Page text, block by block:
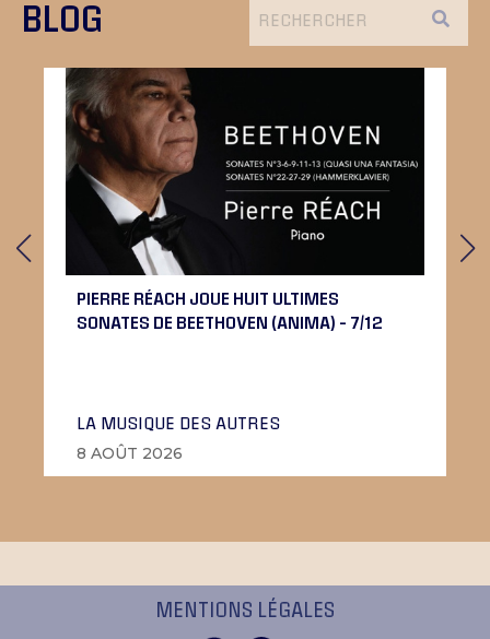
BLOG
PIERRE RÉACH JOUE HUIT ULTIMES
SONATES DE BEETHOVEN (ANIMA) – 7/12
LA MUSIQUE DES AUTRES
8 AOÛT 2026
MENTIONS LÉGALES